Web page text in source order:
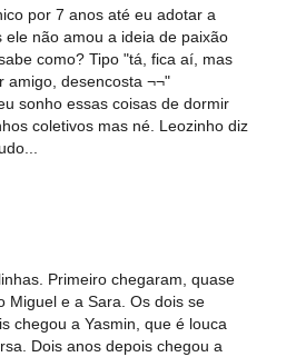
por 7 anos até eu adotar a
ele não amou a ideia de paixão
como? Tipo "tá, fica aí, mas
amigo, desencosta ¬¬"
sonho essas coisas de dormir
coletivos mas né. Leozinho diz
Primeiro chegaram, quase
Miguel e a Sara. Os dois se
chegou a Yasmin, que é louca
Dois anos depois chegou a